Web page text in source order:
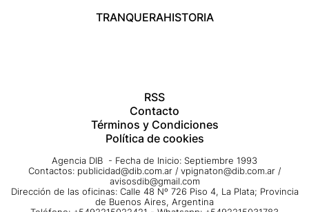
TRANQUERAHISTORIA
RSS
Contacto
Términos y Condiciones
Política de cookies
Agencia DIB - Fecha de Inicio: Septiembre 1993
Contactos: publicidad@dib.com.ar / vpignaton@dib.com.ar /
avisosdib@gmail.com
Dirección de las oficinas: Calle 48 Nº 726 Piso 4, La Plata; Provincia
de Buenos Aires, Argentina